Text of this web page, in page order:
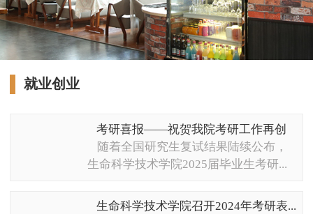
就业创业
考研喜报——祝贺我院考研工作再创
佳...
随着全国研究生复试结果陆续公布，
生命科学技术学院2025届毕业生考研...
生命科学技术学院召开2024年考研表...